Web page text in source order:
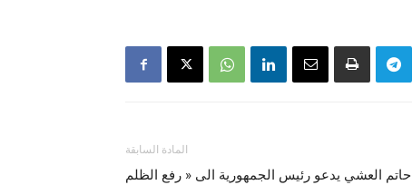
المادة السابقة
حاتم العشي يدعو رئيس الجمهورية الى « رفع الظلم